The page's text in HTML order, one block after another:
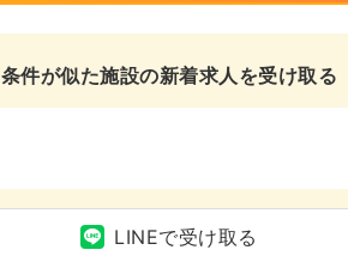
条件が似た施設の新着求人を受け取る
LINEで受け取る